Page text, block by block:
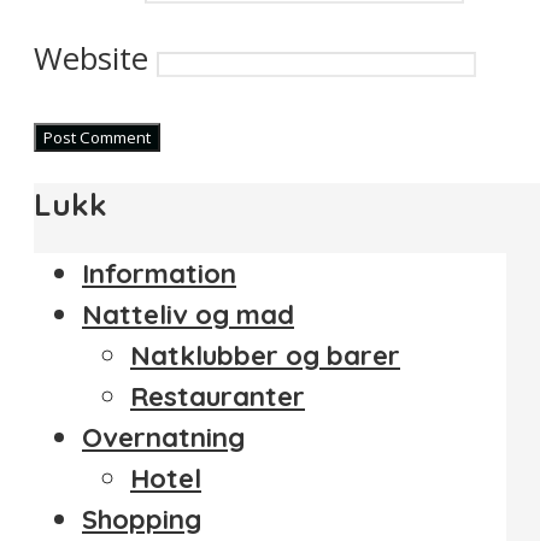
Website
Lukk
Information
Natteliv og mad
Natklubber og barer
Restauranter
Overnatning
Hotel
Shopping